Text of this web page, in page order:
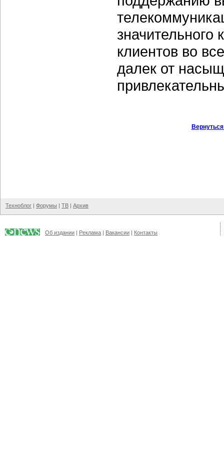
клиентов во
далек от
Техноблог | Форумы | ТВ | Архив
Об издании | Реклама | Вакансии | Контакты